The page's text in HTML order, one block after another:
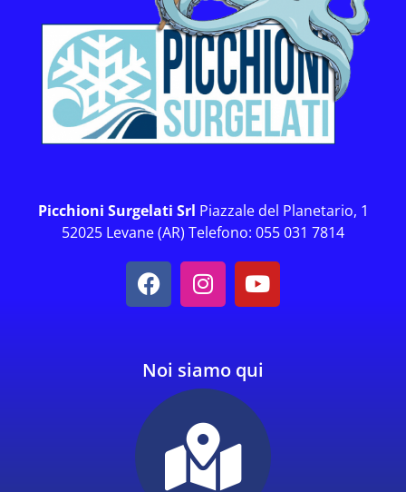
Picchioni Surgelati Srl Piazzale del Planetario, 1
52025 Levane (AR) Telefono: 055 031 7814
Noi siamo qui